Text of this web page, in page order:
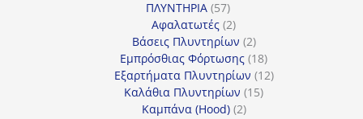
προϊόντα
ΠΛΥΝΤΗΡΙΑ 5757
προϊόντα
Αφαλατωτές 22
προϊόντα
Βάσεις Πλυντηρίων 22
προϊόντα
Εμπρόσθιας Φόρτωσης 1818
προϊόντα
Εξαρτήματα Πλυντηρίων 1212
Καλάθια Πλυντηρίων 1515
Καμπάνα (Hood) 22